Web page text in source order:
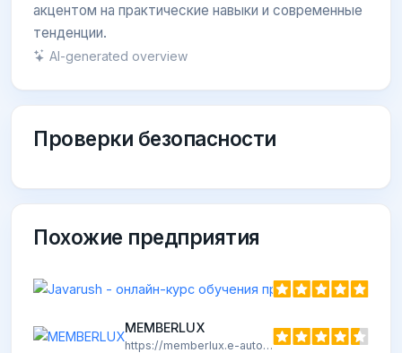
акцентом на практические навыки и современные
тенденции.
AI-generated overview
Проверки безопасности
Похожие предприятия
MEMBERLUX
https://memberlux.e-autopay.com/